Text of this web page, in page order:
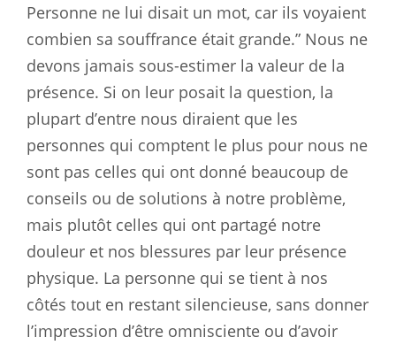
Personne ne lui disait un mot, car ils voyaient
combien sa souffrance était grande.” Nous ne
devons jamais sous-estimer la valeur de la
présence. Si on leur posait la question, la
plupart d’entre nous diraient que les
personnes qui comptent le plus pour nous ne
sont pas celles qui ont donné beaucoup de
conseils ou de solutions à notre problème,
mais plutôt celles qui ont partagé notre
douleur et nos blessures par leur présence
physique. La personne qui se tient à nos
côtés tout en restant silencieuse, sans donner
l’impression d’être omnisciente ou d’avoir